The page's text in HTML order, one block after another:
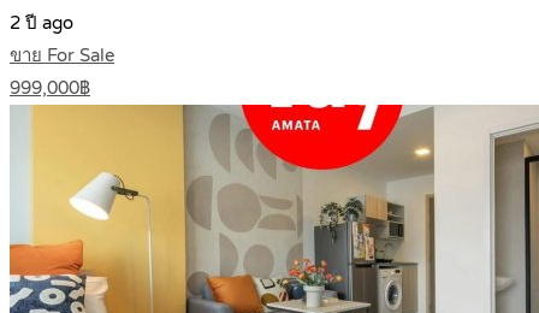
2 ปี ago
ขาย For Sale
999,000฿